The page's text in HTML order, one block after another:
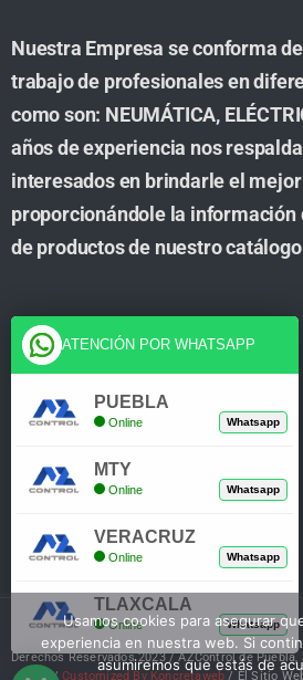
Nuestra Empresa se conforma
trabajo de profesionales en
como son: NEUMÁTICA,
años de experiencia nos
interesados en brindarle el
proporcionándole la información
de productos de nuestro
Cuenta
Tienda
Mi Cuenta
Derechos Reservados 2023 / AZControl de
/Customized By Koncretaweb / El Sitio
Usamos cookies para asegurar
experiencia en nuestra web. Si
asumiremos que estás de
ATENCIÓN POR WHATSAPP
PUEBLA
Online Whatsapp
MTY
Online Whatsapp
VERACRUZ
Online Whatsapp
TLAXCALA
Online Whatsapp